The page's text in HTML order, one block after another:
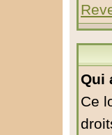
Qui
Ce